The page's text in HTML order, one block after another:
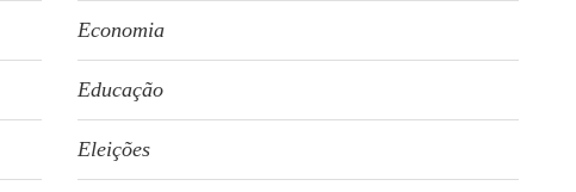
Economia
Educação
Eleições